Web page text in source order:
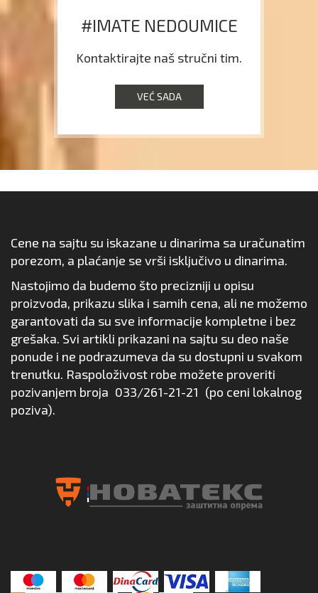
#IMATE NEDOUMICE
Kontaktirajte naš stručni tim.
VEĆ SADA
Cene na sajtu su iskazane u dinarima sa uračunatim
porezom, a plaćanje se vrši isključivo u dinarima.
Nastojimo da budemo što precizniji u opisu
proizvoda, prikazu slika i samih cena, ali ne možemo
garantovati da su sve informacije kompletne i bez
grešaka. Svi artikli prikazani na sajtu su deo naše
ponude i ne podrazumeva da su dostupni u svakom
trenutku. Raspoloživost robe možete proveriti
pozivanjem broja 033/261-21-21 (po ceni lokalnog
poziva).